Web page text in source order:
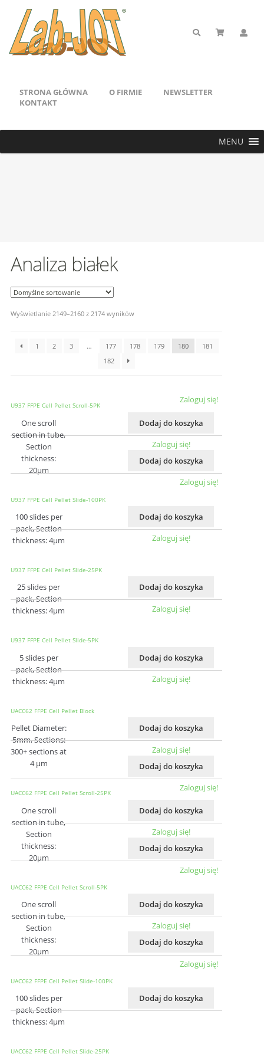
STRONA GŁÓWNA O FIRMIE
NEWSLETTER
KONTAKT
MENU
Analiza białek
Wyświetlanie 2149–2160 z 2174 wyników
1 2 3 … 177 178 179 180
181
182
U937 FFPE Cell Pellet Scroll-5PK
One scroll
section in tube,
Section
thickness:
20μm
Zaloguj się!
Dodaj do koszyka
U937 FFPE Cell Pellet Slide-100PK
100 slides per
pack, Section
thickness: 4μm
Zaloguj się!
Dodaj do koszyka
U937 FFPE Cell Pellet Slide-25PK
25 slides per
pack, Section
thickness: 4μm
Zaloguj się!
Dodaj do koszyka
U937 FFPE Cell Pellet Slide-5PK
5 slides per
pack, Section
thickness: 4μm
Zaloguj się!
Dodaj do koszyka
UACC62 FFPE Cell Pellet Block
Pellet Diameter:
5mm, Sections:
300+ sections at
4 µm
Zaloguj się!
Dodaj do koszyka
UACC62 FFPE Cell Pellet Scroll-25PK
One scroll
section in tube,
Section
thickness:
20μm
Zaloguj się!
Dodaj do koszyka
UACC62 FFPE Cell Pellet Scroll-5PK
One scroll
section in tube,
Section
thickness:
20μm
Zaloguj się!
Dodaj do koszyka
UACC62 FFPE Cell Pellet Slide-100PK
100 slides per
pack, Section
thickness: 4μm
Zaloguj się!
Dodaj do koszyka
UACC62 FFPE Cell Pellet Slide-25PK
Zaloguj się!
Dodaj do koszyka
Zaloguj się!
Dodaj do koszyka
Zaloguj się!
Dodaj do koszyka
Zaloguj się!
Dodaj do koszyka